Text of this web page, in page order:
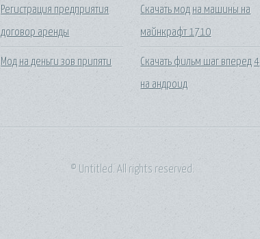
Регистрация предприятия
договор аренды
Мод на деньги зов припяти
Скачать мод на машины на
майнкрафт 1710
Скачать фильм шаг вперед 4
на андроид
© Untitled. All rights reserved.